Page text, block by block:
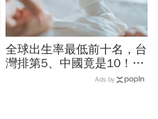
全球出生率最低前十名，台
灣排第5、中國竟是10！亞
洲4國入榜「無聲危機」，
Ads by